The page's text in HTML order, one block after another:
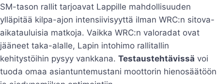
SM-tason rallit tarjoavat Lappille mahdollisuuden
ylläpitää kilpa-ajon intensiivisyyttä ilman WRC:n sitova-
aikatauluisia matkoja. Vaikka WRC:n valoradat ovat
jääneet taka-alalle, Lapin intohimo rallitallin
kehitystöihin pysyy vankkana. Testaustehtävissä voi
tuoda omaa asiantuntemustani moottorin hienosäätöön